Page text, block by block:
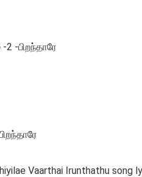
-பிறந்தாரே
Vaarthai Irunthathu song